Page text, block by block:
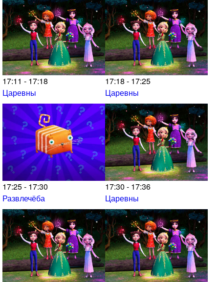
17:11 - 17:18
Царевны
17:18 - 17:25
Царевны
17:25 - 17:30
Развлечёба
17:30 - 17:36
Царевны